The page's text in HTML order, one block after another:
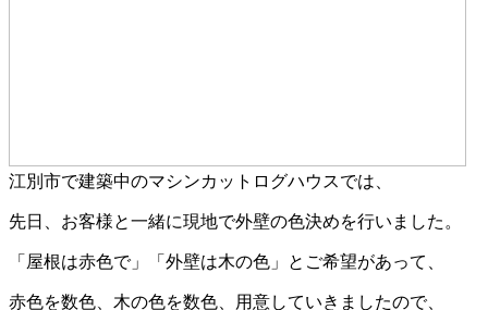
江別市で建築中のマシンカットログハウスでは、
先日、お客様と一緒に現地で外壁の色決めを行いました。
「屋根は赤色で」「外壁は木の色」とご希望があって、
赤色を数色、木の色を数色、用意していきましたので、